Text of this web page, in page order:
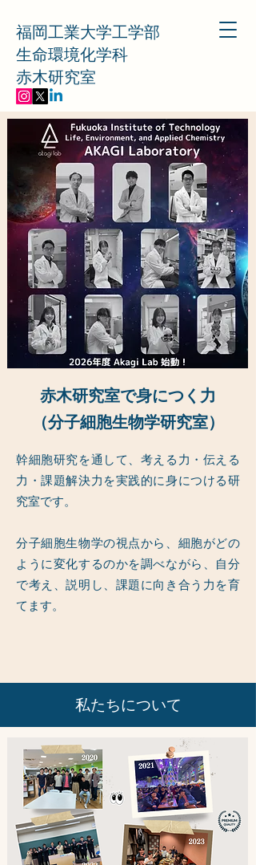
福岡工業大学工学部
生命環境化学科
赤木研究室
赤木研究室で身につく力
​（分子細胞生物学研究室）
幹細胞研究を通して、考える力・伝える
力・課題解決力を実践的に身につける研
究室です。
分子細胞生物学の視点から、細胞がどの
ように変化するのかを調べながら、自分
で考え、説明し、課題に向き合う力を育
てます。
私たちについて